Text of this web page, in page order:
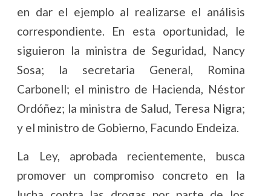
en dar el ejemplo al realizarse el análisis
correspondiente. En esta oportunidad, le
siguieron la ministra de Seguridad, Nancy
Sosa; la secretaria General, Romina
Carbonell; el ministro de Hacienda, Néstor
Ordóñez; la ministra de Salud, Teresa Nigra;
y el ministro de Gobierno, Facundo Endeiza.
La Ley, aprobada recientemente, busca
promover un compromiso concreto en la